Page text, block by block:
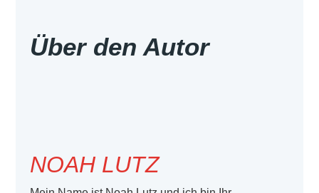
Über den Autor
NOAH LUTZ